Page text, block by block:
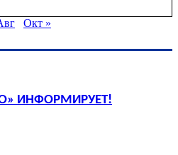
Окт »
ИНФОРМИРУЕТ!